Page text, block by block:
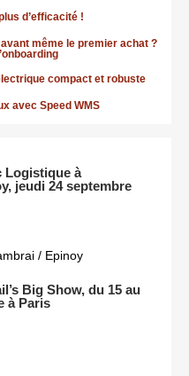
d’efficacité !
même le premier achat ?
compact et robuste
avec Speed WMS
Logistique à
jeudi 24 septembre
/ Epinoy
Big Show, du 15 au
à Paris